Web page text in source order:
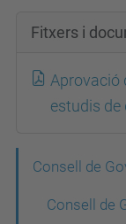
Fitxers i
Aprovació
estudis de
Consell de
Consell de